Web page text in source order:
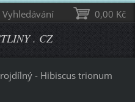
. CZ
- Hibiscus trionum
0,00 Kč
Vyhledávání